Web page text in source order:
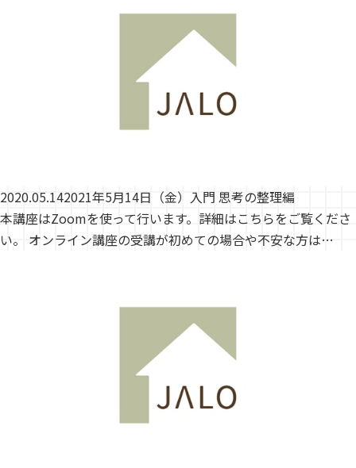
2020.05.142021年5月14日（金）入門 思考の整理編
本講座はZoomを使って行います。詳細はこちらをご覧くださ
い。 オンライン講座の受講が初めての場合や不安な方は…